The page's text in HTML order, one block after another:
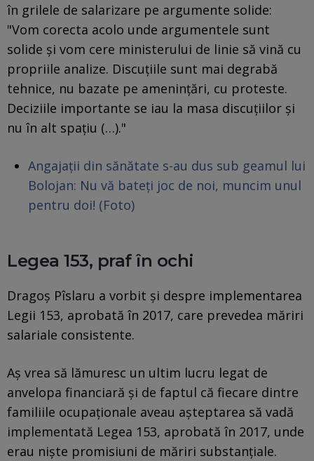
în grilele de salarizare pe argumente solide:
"Vom corecta acolo unde argumentele sunt
solide și vom cere ministerului de linie să vină cu
propriile analize. Discuțiile sunt mai degrabă
tehnice, nu bazate pe amenințări, cu proteste.
Deciziile importante se iau la masa discuțiilor și
nu în alt spațiu (…)."
Angajații din sănătate s-au dus sub geamul lui
Bolojan: Nu vă bateți joc de noi, muncim unul
pentru doi! (Foto)
Legea 153, praf în ochi
Dragoș Pîslaru a vorbit și despre implementarea
Legii 153, aprobată în 2017, care prevedea măriri
salariale consistente.
Aș vrea să lămuresc un ultim lucru legat de
anvelopa financiară și de faptul că fiecare dintre
familiile ocupaționale aveau așteptarea să vadă
implementată Legea 153, aprobată în 2017, unde
erau niște promisiuni de măriri substanțiale.